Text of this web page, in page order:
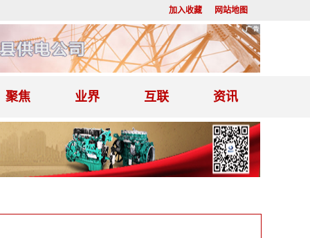
加入收藏 网站地图
聚焦 业界 互联 资讯